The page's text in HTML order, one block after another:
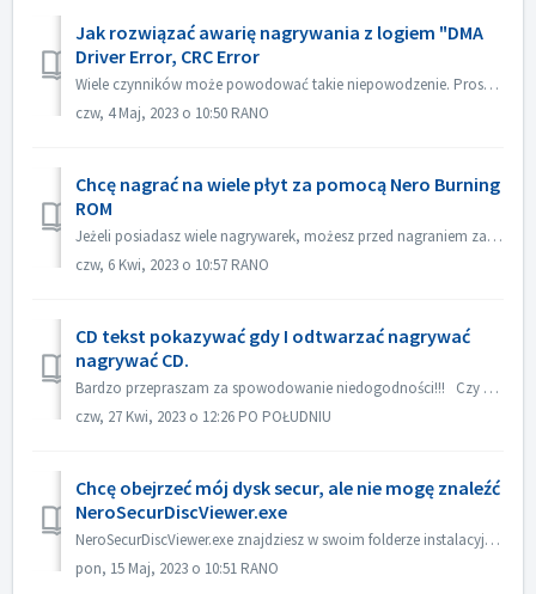
Jak rozwiązać awarię nagrywania z logiem "DMA
Driver Error, CRC Error
Wiele czynników może powodować takie niepowodzenie. Proszę spróbować następujących metod: 1. Wymień kable danych na nagrywarce; 2. Jeśli używasz zewnętrzne...
czw, 4 Maj, 2023 o 10:50 RANO
Chcę nagrać na wiele płyt za pomocą Nero Burning
ROM
Jeżeli posiadasz wiele nagrywarek, możesz przed nagraniem zaznaczyć opcję "Użyj wielu nagrywarek" w zakładce Burn. Jeżeli nie masz wielu nagryw...
czw, 6 Kwi, 2023 o 10:57 RANO
CD tekst pokazywać gdy I odtwarzać nagrywać
nagrywać CD.
Bardzo przepraszam za spowodowanie niedogodności!!! Czy mógłbyś odtworzyć za pomocą Nero MediaHome i sprawdzić meta dane? Twój odtwarzacz musi obsługiwać ...
czw, 27 Kwi, 2023 o 12:26 PO POŁUDNIU
Chcę obejrzeć mój dysk secur, ale nie mogę znaleźć
NeroSecurDiscViewer.exe
NeroSecurDiscViewer.exe znajdziesz w swoim folderze instalacyjnym, coś jak: C:‖Programy (x86)‖Nero 2023‖Nero Burning ROM‖SecurDisc. Na płycie powinien być ...
pon, 15 Maj, 2023 o 10:51 RANO